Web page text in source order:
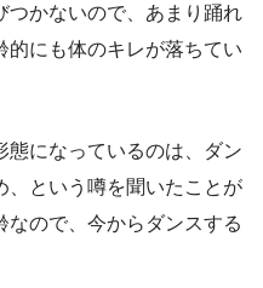
つかないので、あまり踊れ
的にも体のキレが落ちてい
態になっているのは、ダン
、という噂を聞いたことが
なので、今からダンスする